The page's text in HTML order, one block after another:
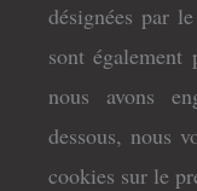
désignées par
sont également
nous avons
dessous, nous
cookies sur le